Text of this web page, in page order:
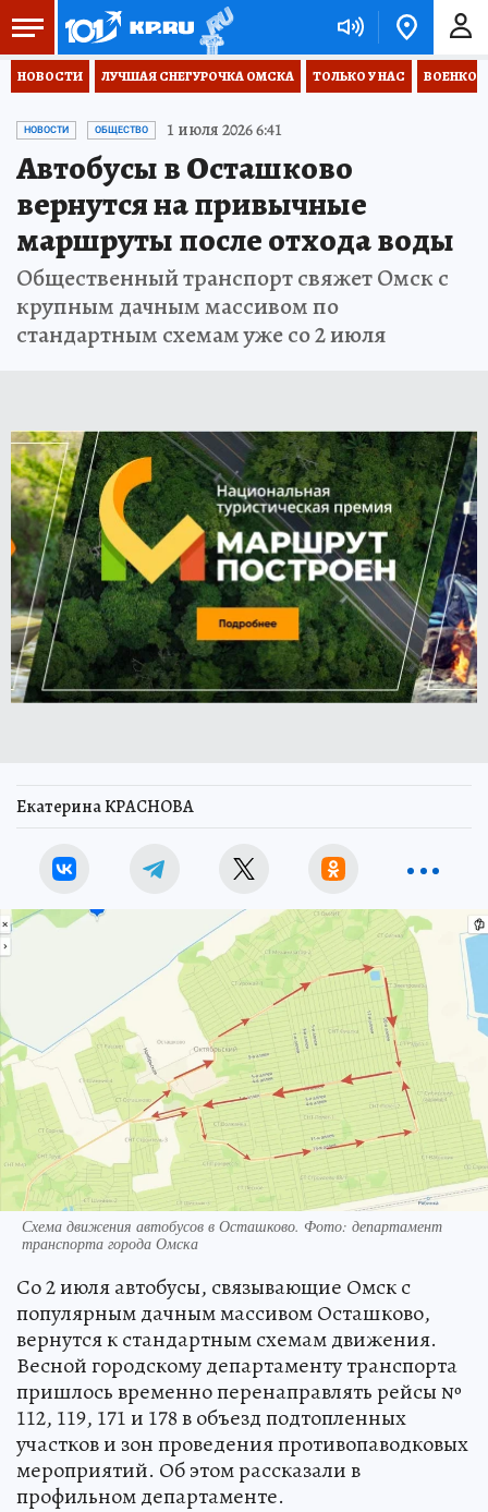
НОВОСТИ ЛУЧШАЯ СНЕГУРОЧКА ОМСКА ТОЛЬКО У НАС
НОВОСТИ ОБЩЕСТВО 1 июля 2026 6:41
Автобусы в Осташково
вернутся на привычные
маршруты после отхода воды
Общественный транспорт свяжет Омск с
крупным дачным массивом по
стандартным схемам уже со 2 июля
Екатерина КРАСНОВА
Схема движения автобусов в Осташково. Фото: департамент
транспорта города Омска
Со 2 июля автобусы, связывающие Омск с
популярным дачным массивом Осташково,
вернутся к стандартным схемам движения.
Весной городскому департаменту транспорта
пришлось временно перенаправлять рейсы №
112, 119, 171 и 178 в объезд подтопленных
участков и зон проведения противопаводковых
мероприятий. Об этом рассказали в
профильном департаменте.